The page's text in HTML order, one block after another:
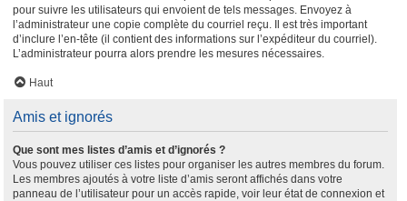
pour suivre les utilisateurs qui envoient de tels messages. Envoyez à
l’administrateur une copie complète du courriel reçu. Il est très important
d’inclure l’en-tête (il contient des informations sur l’expéditeur du courriel).
L’administrateur pourra alors prendre les mesures nécessaires.
Haut
Amis et ignorés
Que sont mes listes d’amis et d’ignorés ?
Vous pouvez utiliser ces listes pour organiser les autres membres du forum.
Les membres ajoutés à votre liste d’amis seront affichés dans votre
panneau de l’utilisateur pour un accès rapide, voir leur état de connexion et